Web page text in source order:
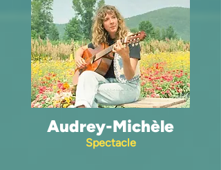
Audrey-Michèle
Spectacle